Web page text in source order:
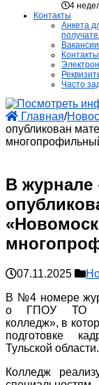
4
Контакты
Анкета
Часто
Главная/
опубликован
В журнале
07.11.2025
В №4 номере
о ГПОУ ТО
колледж», в
подготовке
Тульской области.
Колледж